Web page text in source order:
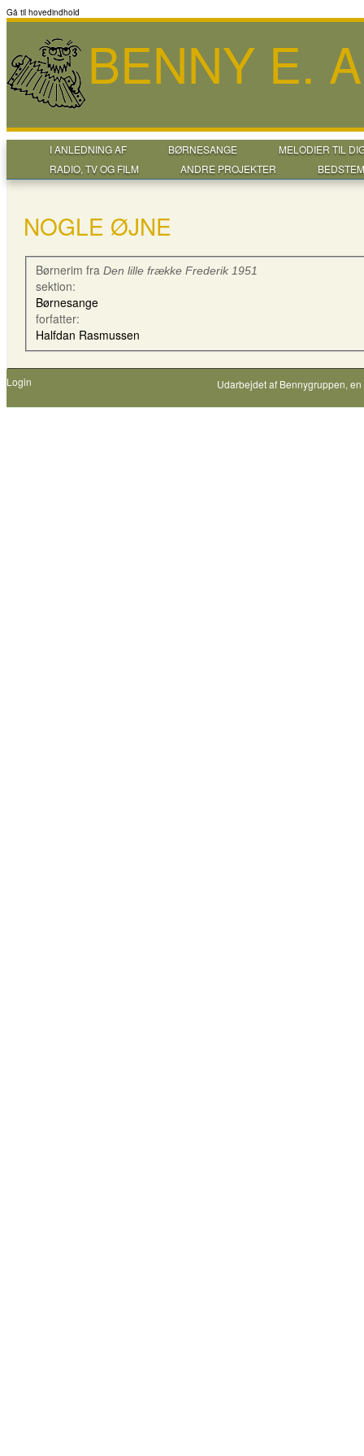
Gå til hovedindhold
BENNY E.
I ANLEDNING AF BØRNESANGE
MELODIER TIL
RADIO, TV OG FILM
ANDRE PROJEKTER
NOGLE ØJNE
Børnerim fra Den lille frække Frederik 1951
sektion:
Børnesange
forfatter:
Halfdan Rasmussen
Login Udarbejdet af Bennygruppen,